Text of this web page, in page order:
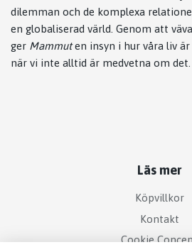
dilemman och de komplexa
en globaliserad värld. Genom att
ger Mammuten insyn i hur våra liv är
när vi inte alltid är medvetna om det.
Läs mer
Köpvillkor
Kontakt
Cookie